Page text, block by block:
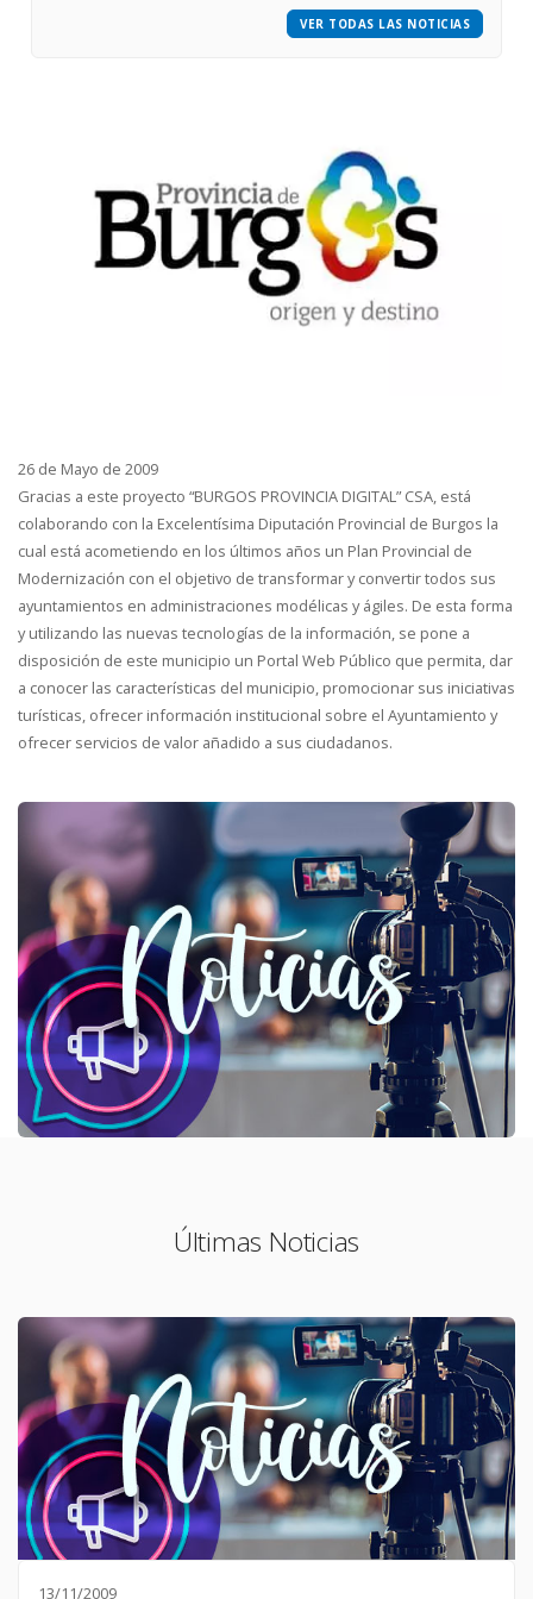
VER TODAS LAS NOTICIAS
26 de Mayo de 2009
Gracias a este proyecto “BURGOS PROVINCIA DIGITAL” CSA, está
colaborando con la Excelentísima Diputación Provincial de Burgos la
cual está acometiendo en los últimos años un Plan Provincial de
Modernización con el objetivo de transformar y convertir todos sus
ayuntamientos en administraciones modélicas y ágiles. De esta forma
y utilizando las nuevas tecnologías de la información, se pone a
disposición de este municipio un Portal Web Público que permita, dar
a conocer las características del municipio, promocionar sus iniciativas
turísticas, ofrecer información institucional sobre el Ayuntamiento y
ofrecer servicios de valor añadido a sus ciudadanos.
Últimas Noticias
13/11/2009